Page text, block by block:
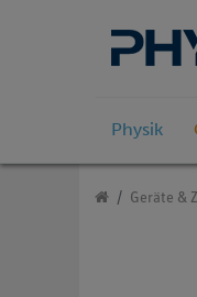
Physik
Geräte &